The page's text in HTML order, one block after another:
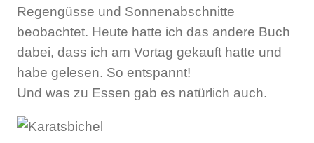
Regengüsse und Sonnenabschnitte
beobachtet. Heute hatte ich das andere Buch
dabei, dass ich am Vortag gekauft hatte und
habe gelesen. So entspannt!
Und was zu Essen gab es natürlich auch.